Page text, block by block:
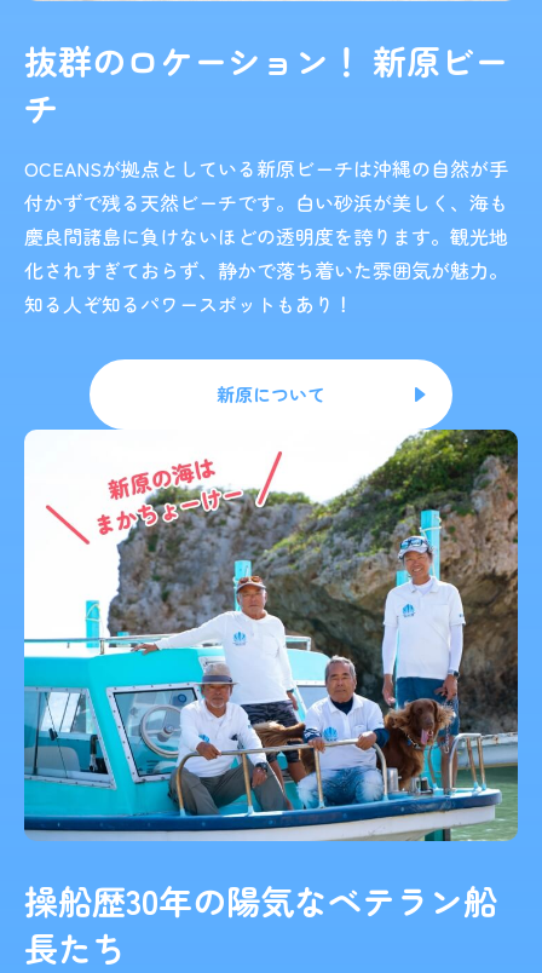
抜群のロケーション！ 新原ビー
チ
OCEANSが拠点としている新原ビーチは沖縄の自然が手
付かずで残る天然ビーチです。白い砂浜が美しく、海も
慶良間諸島に負けないほどの透明度を誇ります。観光地
化されすぎておらず、静かで落ち着いた雰囲気が魅力。
知る人ぞ知るパワースポットもあり！
新原について
操船歴30年の陽気なベテラン船
長たち